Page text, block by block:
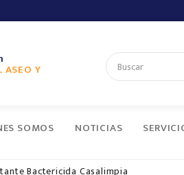
ASEO Y
SOMOS NOTICIAS
Bactericida Casalimpia